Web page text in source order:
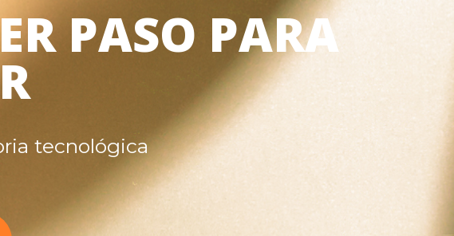
PASO PARA
tecnológica